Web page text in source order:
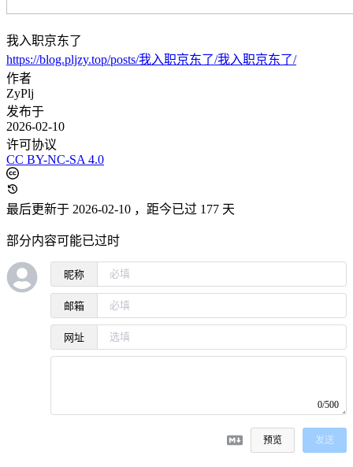
我入职京东了
https://blog.pljzy.top/posts/我入职京东了/我入职京东了/
作者
ZyPlj
发布于
2026-02-10
许可协议
CC BY-NC-SA 4.0
最后更新于 2026-02-10 ，距今已过 177 天
部分内容可能已过时
昵称
邮箱
网址
0/500
预览 发送